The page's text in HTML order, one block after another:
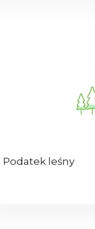
Podatek leśny